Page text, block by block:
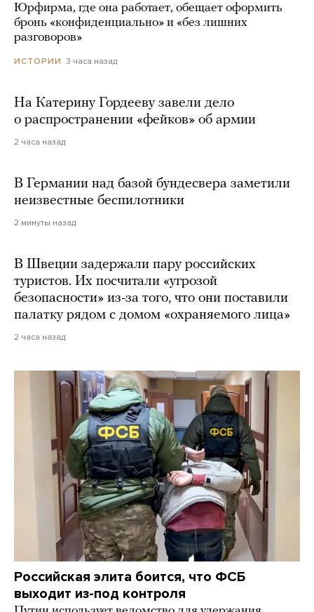
Юрфирма, где она работает, обещает оформить
бронь «конфиденциально» и «без лишних
разговоров»
ИСТОРИИ 3 часа назад
На Катерину Гордееву завели дело
о распространении «фейков» об армии
2 часа назад
В Германии над базой бундесвера заметили
неизвестные беспилотники
2 минуты назад
В Швеции задержали пару российских
туристов. Их посчитали «угрозой
безопасности» из-за того, что они поставили
палатку рядом с домом «охраняемого лица»
2 часа назад
Российская элита боится, что ФСБ
выходит из-под контроля